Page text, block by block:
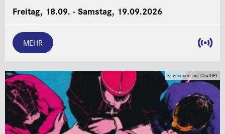
Freitag, 18.09. - Samstag, 19.09.2026
MEHR
KI-generiert mit ChatGPT